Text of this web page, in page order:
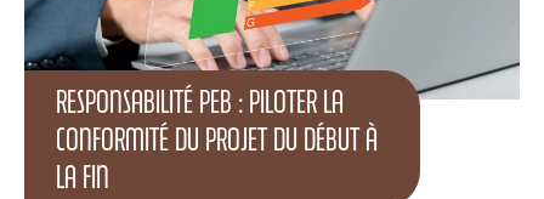
RESPONSABILITÉ PEB : PILOTER LA
CONFORMITÉ DU PROJET DU DÉBUT À
LA FIN